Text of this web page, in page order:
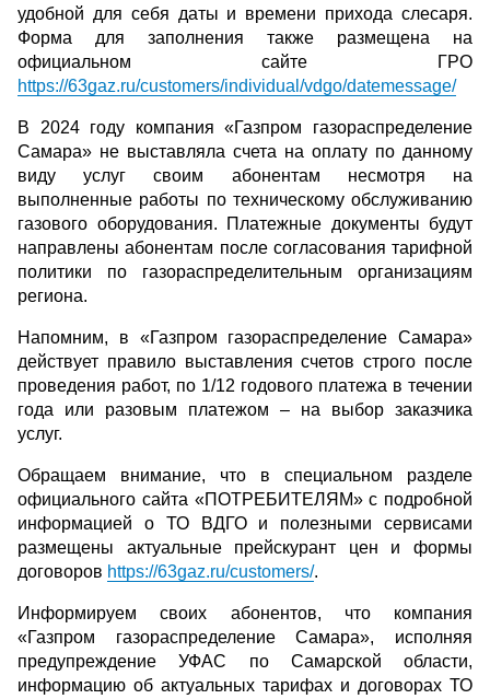
удобной для себя даты и времени прихода слесаря.
Форма для заполнения также размещена на
официальном сайте ГРО
https://63gaz.ru/customers/individual/vdgo/datemessage/
В 2024 году компания «Газпром газораспределение
Самара» не выставляла счета на оплату по данному
виду услуг своим абонентам несмотря на
выполненные работы по техническому обслуживанию
газового оборудования. Платежные документы будут
направлены абонентам после согласования тарифной
политики по газораспределительным организациям
региона.
Напомним, в «Газпром газораспределение Самара»
действует правило выставления счетов строго после
проведения работ, по 1/12 годового платежа в течении
года или разовым платежом – на выбор заказчика
услуг.
Обращаем внимание, что в специальном разделе
официального сайта «ПОТРЕБИТЕЛЯМ» с подробной
информацией о ТО ВДГО и полезными сервисами
размещены актуальные прейскурант цен и формы
договоров https://63gaz.ru/customers/.
Информируем своих абонентов, что компания
«Газпром газораспределение Самара», исполняя
предупреждение УФАС по Самарской области,
информацию об актуальных тарифах и договорах ТО